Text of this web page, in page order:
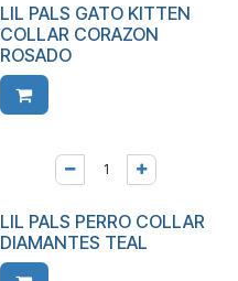
LIL PALS GATO KITTEN
COLLAR CORAZON
ROSADO
LIL PALS PERRO COLLAR
DIAMANTES TEAL